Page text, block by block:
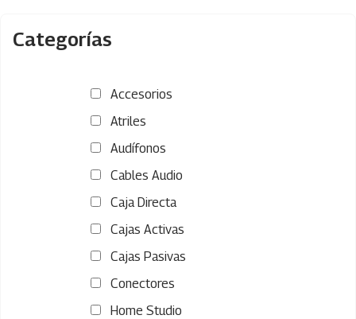
Categorías
Accesorios
Atriles
Audífonos
Cables Audio
Caja Directa
Cajas Activas
Cajas Pasivas
Conectores
Home Studio